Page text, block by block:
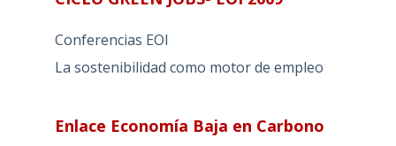
Conferencias EOI
La sostenibilidad como motor de empleo
Enlace Economía Baja en Carbono